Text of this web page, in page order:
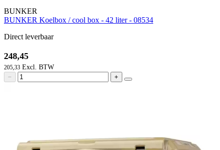
BUNKER
BUNKER Koelbox / cool box - 42 liter - 08534
Direct leverbaar
248,45
205,33
− +